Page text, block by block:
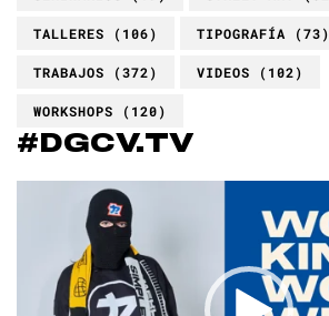
TALLERES (106) TIPOGRAFÍA (73)
TRABAJOS (372) VIDEOS (102)
WORKSHOPS (120)
#DGCV.TV
Reproductor